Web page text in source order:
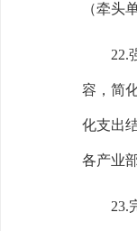
（牵头
22.
容，简
化支出
各产业
23.